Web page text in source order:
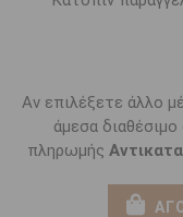
Αν επιλέξετε άλλο
άμεσα
πληρωμής